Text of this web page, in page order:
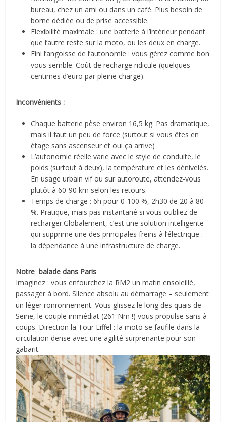
bureau, chez un ami ou dans un café. Plus besoin de
borne dédiée ou de prise accessible.
Flexibilité maximale : une batterie à l’intérieur pendant
que l’autre reste sur la moto, ou les deux en charge.
Fini l’angoisse de l’autonomie : vous gérez comme bon
vous semble. Coût de recharge ridicule (quelques
centimes d’euro par pleine charge).
Inconvénients :
Chaque batterie pèse environ 16,5 kg. Pas dramatique,
mais il faut un peu de force (surtout si vous êtes en
étage sans ascenseur et oui ça arrive)
L’autonomie réelle varie avec le style de conduite, le
poids (surtout à deux), la température et les dénivelés.
En usage urbain vif ou sur autoroute, attendez-vous
plutôt à 60-90 km selon les retours.
Temps de charge : 6h pour 0-100 %, 2h30 de 20 à 80
%. Pratique, mais pas instantané si vous oubliez de
recharger.Globalement, c’est une solution intelligente
qui supprime une des principales freins à l’électrique :
la dépendance à une infrastructure de charge.
Notre balade dans Paris
Imaginez : vous enfourchez la RM2 un matin ensoleillé,
passager à bord. Silence absolu au démarrage – seulement
un léger ronronnement. Vous glissez le long des quais de
Seine, le couple immédiat (261 Nm !) vous propulse sans à-
coups. Direction la Tour Eiffel : la moto se faufile dans la
circulation dense avec une agilité surprenante pour son
gabarit.